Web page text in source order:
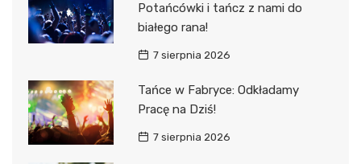
Potańcówki i tańcz z nami do
białego rana!
7 sierpnia 2026
Tańce w Fabryce: Odkładamy
Pracę na Dziś!
7 sierpnia 2026